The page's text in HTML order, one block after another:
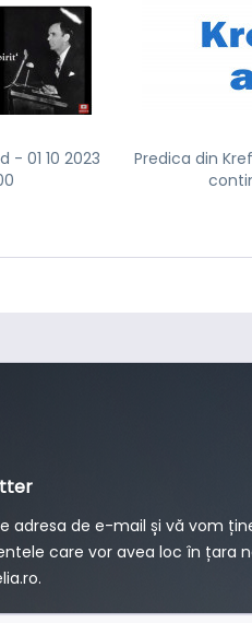
- 01 10 2023
Predica din
adresa de e-mail și vă vom
care vor avea loc în țara